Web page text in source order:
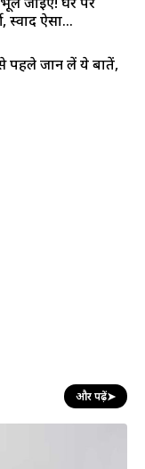
स्वाद ऐसा...
पहले जान लें ये बातें,
और पढ़ें➤